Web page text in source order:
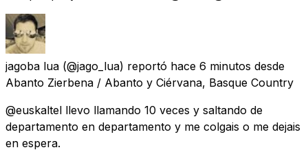
jagoba lua (@jago_lua) reportó hace 6 minutos desde
Abanto Zierbena / Abanto y Ciérvana, Basque Country
@euskaltel llevo llamando 10 veces y saltando de
departamento en departamento y me colgais o me dejais
en espera.